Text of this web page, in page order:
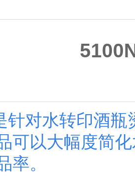
针对水转印酒
可以大幅度简
率。